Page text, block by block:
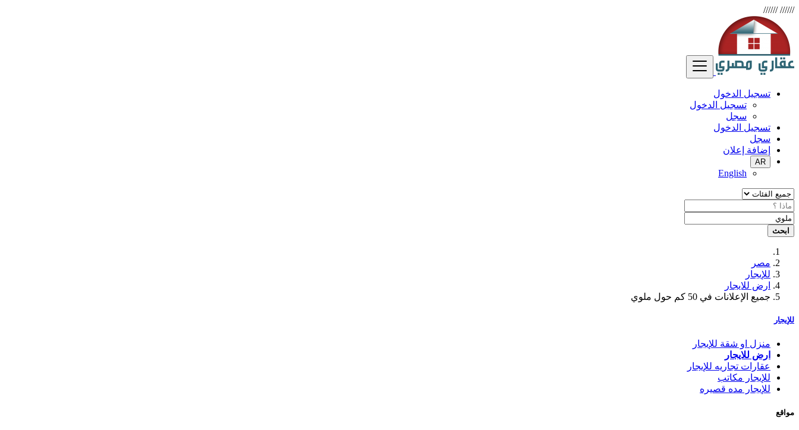
//////
//////
تسجيل الدخول
تسجيل الدخول
سجل
تسجيل الدخول
سجل
إضافة إعلان
AR
English
ابحث
مصر
للإيجار
ارض للايجار
جميع الإعلانات في 50 كم حول ملوي
للإيجار
منزل او شقة للإيجار
ارض للايجار
عقارات تجاريه للإيجار
للإيجار مكاتب
للإيجار مده قصيره
مواقع